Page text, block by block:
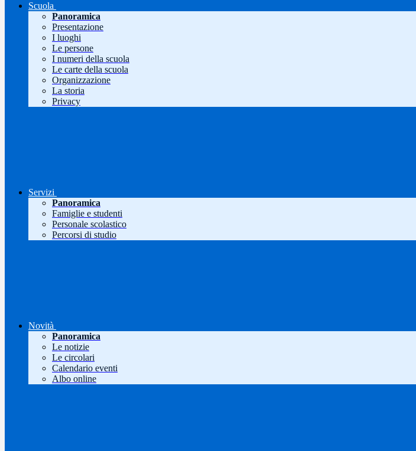
Scuola
Panoramica
Presentazione
I luoghi
Le persone
I numeri della scuola
Le carte della scuola
Organizzazione
La storia
Privacy
Servizi
Panoramica
Famiglie e studenti
Personale scolastico
Percorsi di studio
Novità
Panoramica
Le notizie
Le circolari
Calendario eventi
Albo online